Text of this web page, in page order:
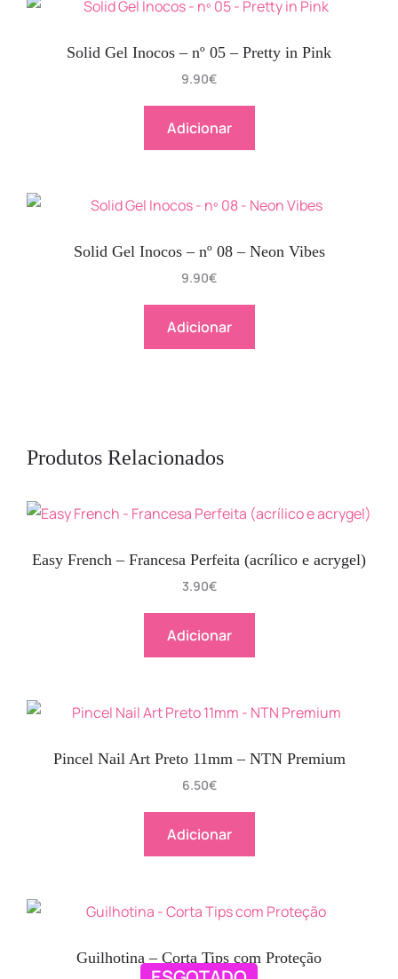
Solid Gel Inocos – nº 05 – Pretty in Pink
9.90€
Adicionar
Solid Gel Inocos – nº 08 – Neon Vibes
9.90€
Adicionar
Produtos Relacionados
Easy French – Francesa Perfeita (acrílico e acrygel)
3.90€
Adicionar
Pincel Nail Art Preto 11mm – NTN Premium
6.50€
Adicionar
Guilhotina – Corta Tips com Proteção